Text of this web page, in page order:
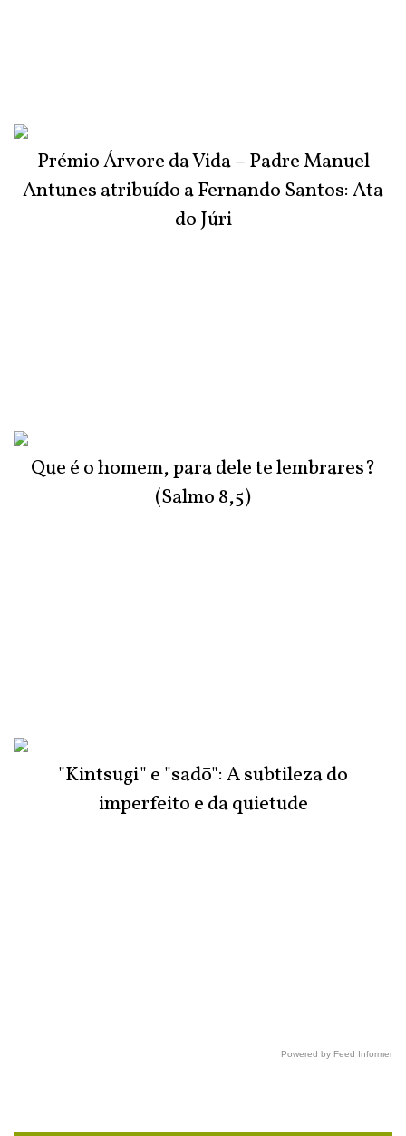
Prémio Árvore da Vida – Padre Manuel
Antunes atribuído a Fernando Santos: Ata
do Júri
Que é o homem, para dele te lembrares?
(Salmo 8,5)
"Kintsugi" e "sadō": A subtileza do
imperfeito e da quietude
Powered by Feed Informer